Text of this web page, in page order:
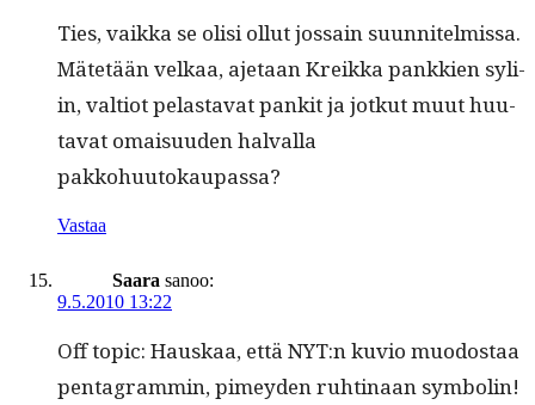
Ties, vaik­ka se olisi ollut jos­sain suun­nitelmis­sa.
Mätetään velkaa, aje­taan Kreik­ka pankkien syli­
in, val­tiot pelas­ta­vat pankit ja jotkut muut huu­
ta­vat omaisu­u­den hal­val­la
pakkohuutokaupassa?
Vastaa
Saara sanoo:
9.5.2010 13:22
Off top­ic: Hauskaa, että NYT:n kuvio muo­dostaa
pen­ta­gram­min, pimey­den ruhti­naan symbolin!